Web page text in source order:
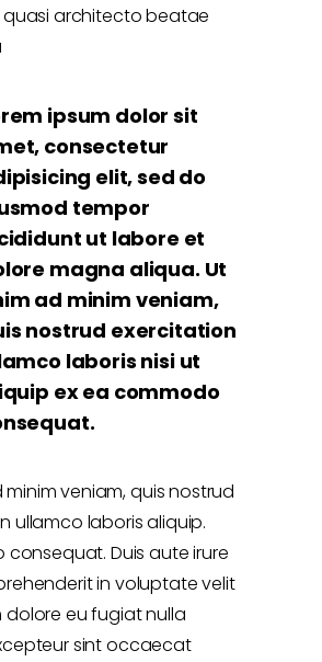
quasi architecto beatae
ipsum dolor sit
consectetur
elit, sed do
tempor
ut labore et
magna aliqua. Ut
ad minim veniam,
nostrud exercitation
laboris nisi ut
ex ea commodo
minim veniam, quis nostrud
ullamco laboris aliquip.
Duis aute irure
in voluptate velit
dolore eu fugiat nulla
sint occaecat